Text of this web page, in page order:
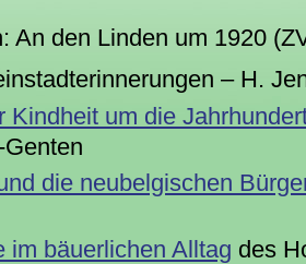
An den Linden um 1920
– H.
Kindheit um die
die neubelgischen
im bäuerlichen Alltag des